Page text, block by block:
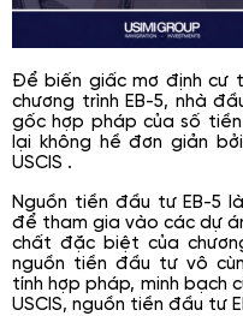
Để biến giấc mơ định cư
chương trình EB-5, nhà
gốc hợp pháp của số
lại không hề đơn giản
USCIS .
Nguồn tiền đầu tư EB-5
để tham gia vào các dự
chất đặc biệt của
nguồn tiền đầu tư vô
tính hợp pháp, minh bạch
USCIS, nguồn tiền đầu tư